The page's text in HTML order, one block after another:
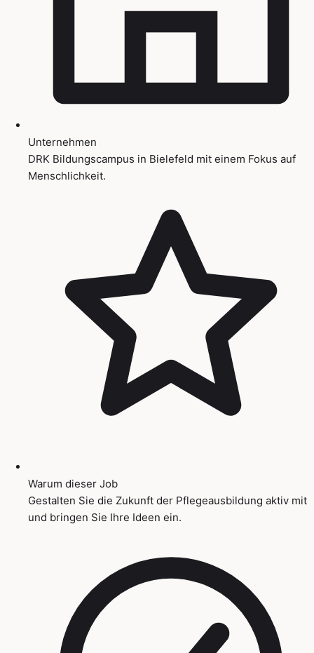
Unternehmen
DRK Bildungscampus in Bielefeld mit einem Fokus auf
Menschlichkeit.
Warum dieser Job
Gestalten Sie die Zukunft der Pflegeausbildung aktiv mit
und bringen Sie Ihre Ideen ein.